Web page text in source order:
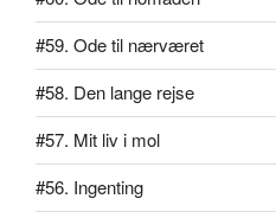
#59. Ode til nærværet
#58. Den lange rejse
#57. Mit liv i mol
#56. Ingenting